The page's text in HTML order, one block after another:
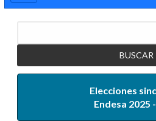
Elecciones
Endesa 2025